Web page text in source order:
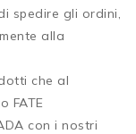
spedire gli ordini,
alla
che al
FATE
con i nostri